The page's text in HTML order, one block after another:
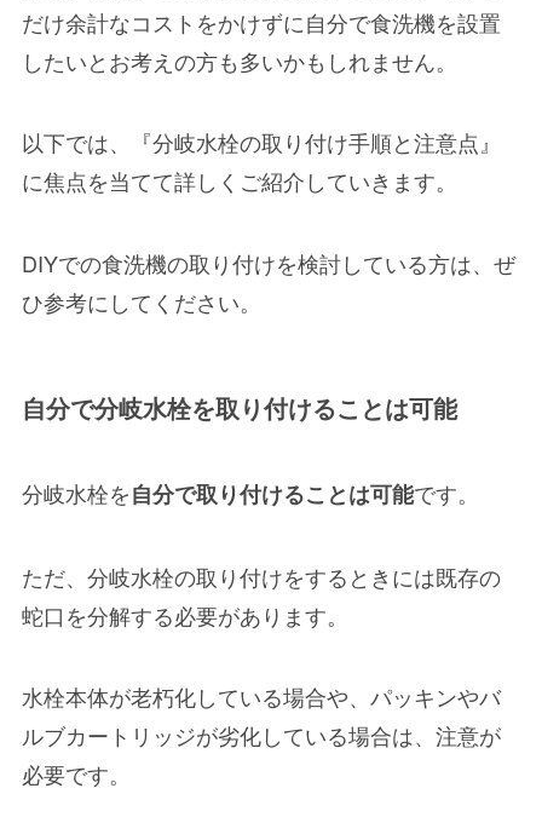
だけ余計なコストをかけずに自分で食洗機を設置
したいとお考えの方も多いかもしれません。
以下では、『分岐水栓の取り付け手順と注意点』
に焦点を当てて詳しくご紹介していきます。
DIYでの食洗機の取り付けを検討している方は、ぜ
ひ参考にしてください。
自分で分岐水栓を取り付けることは可能
分岐水栓を自分で取り付けることは可能です。
ただ、分岐水栓の取り付けをするときには既存の
蛇口を分解する必要があります。
水栓本体が老朽化している場合や、 パッキンやバ
ルブカートリッジが劣化している場合は、注意が
必要です。